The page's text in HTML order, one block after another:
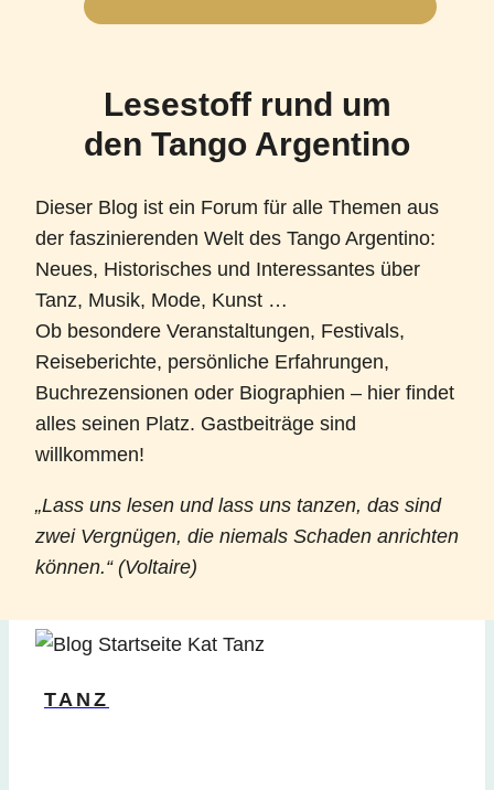
Lesestoff rund um
den Tango Argentino
Dieser Blog ist ein Forum für alle Themen aus
der faszinierenden Welt des Tango Argentino:
Neues, Historisches und Interessantes über
Tanz, Musik, Mode, Kunst …
Ob besondere Veranstaltungen, Festivals,
Reiseberichte, persönliche Erfahrungen,
Buchrezensionen oder Biographien – hier findet
alles seinen Platz. Gastbeiträge sind
willkommen!
„Lass uns lesen und lass uns tanzen, das sind
zwei Vergnügen, die niemals Schaden anrichten
können.“ (Voltaire)
TANZ